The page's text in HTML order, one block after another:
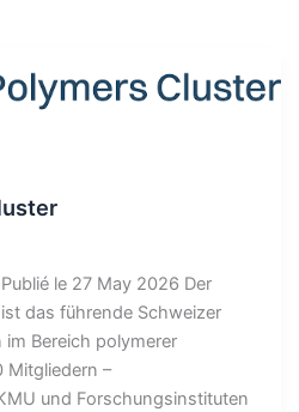
le 27 May 2026 Der
das führende Schweizer
Bereich polymerer
Mitgliedern –
und Forschungsinstituten